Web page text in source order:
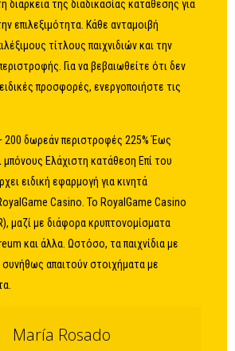
της διαδικασίας κατάθεσης για
επιλεξιμότητα. Κάθε ανταμοιβή
τίτλους παιχνιδιών και την
Για να βεβαιωθείτε ότι δεν
προσφορές, ενεργοποιήστε τις
200 δωρεάν περιστροφές 225% Έως
μπόνους Ελάχιστη κατάθεση Επί του
ειδική εφαρμογή για κινητά
Casino. Το RoyalGame Casino
μαζί με διάφορα κρυπτονομίσματα
και άλλα. Ωστόσο, τα παιχνίδια με
απαιτούν στοιχήματα με
María Rosado